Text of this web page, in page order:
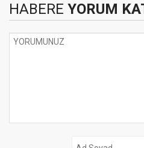
HABERE YORUM